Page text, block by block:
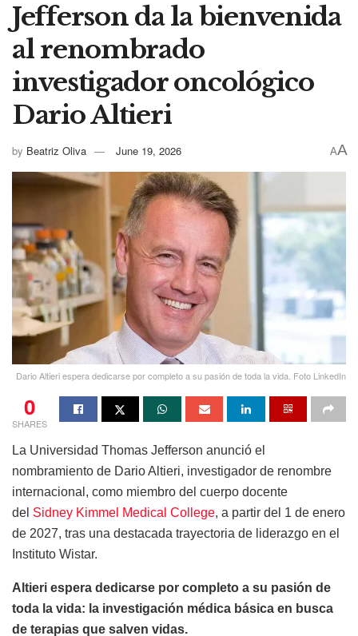
Jefferson da la bienvenida
al renombrado
investigador oncológico
Dario Altieri
by Beatriz Oliva June 19, 2026 AA
Dario Altieri espera dedicarse por completo a su pasión de toda la vida. Foto LinkedIn
0
SHARES
La Universidad Thomas Jefferson anunció el
nombramiento de Dario Altieri, investigador de renombre
internacional, como miembro del cuerpo docente
del Sidney Kimmel Medical College, a partir del 1 de enero
de 2027, tras una destacada trayectoria de liderazgo en el
Instituto Wistar.
Altieri espera dedicarse por completo a su pasión de
toda la vida: la investigación médica básica en busca
de terapias que salven vidas.